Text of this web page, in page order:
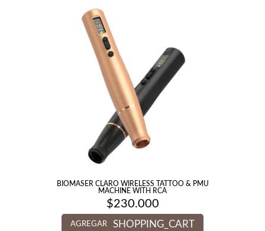
BIOMASER CLARO WIRELESS TATTOO & PMU
MACHINE WITH RCA
$230.000
AGREGAR SHOPPING_CART